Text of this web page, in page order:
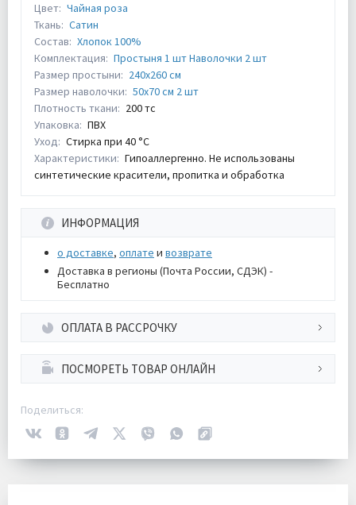
Цвет: Чайная роза
Ткань: Сатин
Состав: Хлопок 100%
Комплектация: Простыня 1 шт Наволочки 2 шт
Размер простыни: 240х260 см
Размер наволочки: 50х70 см 2 шт
Плотность ткани: 200 тс
Упаковка: ПВХ
Уход: Стирка при 40 °С
Характеристики: Гипоаллергенно. Не использованы
синтетические красители, пропитка и обработка
ИНФОРМАЦИЯ
о доставке, оплате и возврате
Доставка в регионы (Почта России, СДЭК) -
Бесплатно
ОПЛАТА В РАССРОЧКУ
ПОСМОРЕТЬ ТОВАР ОНЛАЙН
Поделиться: